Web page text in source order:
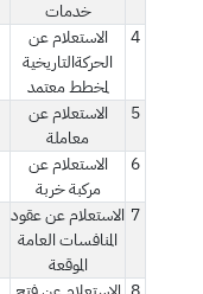
خدمات
4
الاستعلام عن
الحركةالتاريخية
لمخطط معتمد
5
الاستعلام عن
معاملة
6
الاستعلام عن
مركبة خربة
7 الاستعلام عن عقود
المنافسات العامة
الموقعة